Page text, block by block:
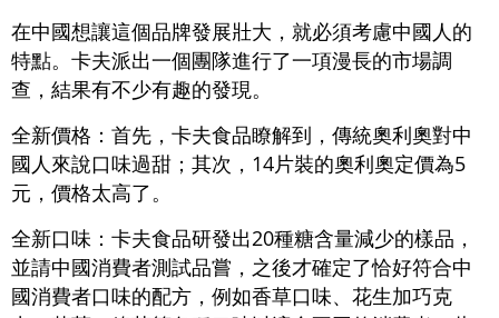
在中國想讓這個品牌發展壯大，就必須考慮中國人的
特點。卡夫派出一個團隊進行了一項漫長的市場調
查，結果有不少有趣的發現。
全新價格：首先，卡夫食品瞭解到，傳統奧利奧對中
國人來說口味過甜；其次，14片裝的奧利奧定價為5
元，價格太高了。
全新口味：卡夫食品研發出20種糖含量減少的樣品，
並請中國消費者測試品嘗，之後才確定了恰好符合中
國消費者口味的配方，例如香草口味、花生加巧克